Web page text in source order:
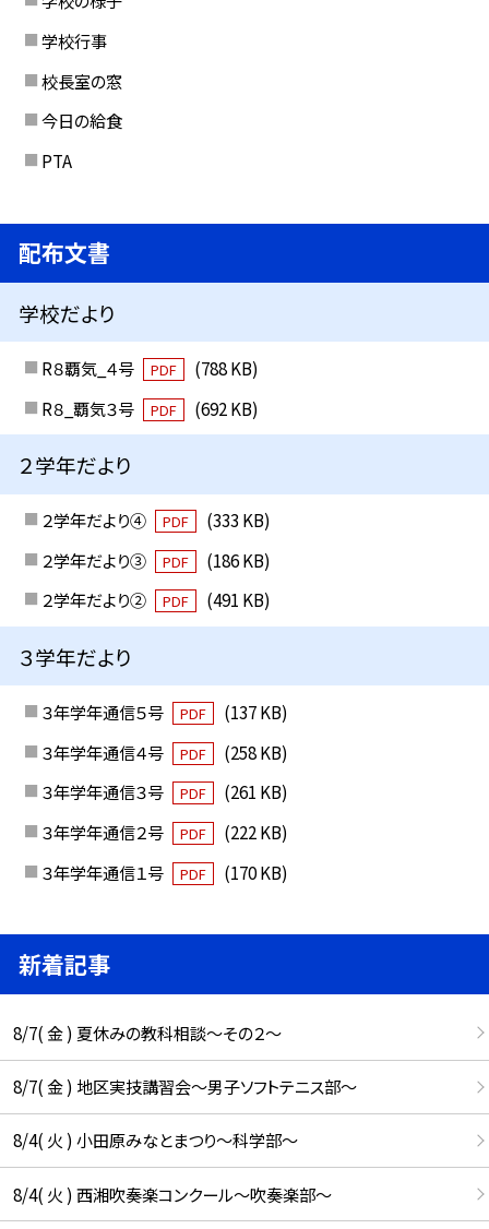
学校行事
校長室の窓
今日の給食
PTA
配布文書
学校だより
R８覇気_４号 PDF
(788 KB)
R８_覇気３号
PDF (692 KB)
２学年だより
２学年だより④ PDF
(333 KB)
２学年だより③
PDF
(186 KB)
２学年だより②
PDF (491 KB)
３学年だより
３年学年通信５号 PDF
(137 KB)
３年学年通信４号
PDF
(258 KB)
３年学年通信３号
PDF
(261 KB)
３年学年通信２号
PDF
(222 KB)
３年学年通信１号
PDF (170 KB)
新着記事
8/7( 金 ) 夏休みの教科相談～その２～
8/7( 金 ) 地区実技講習会～男子ソフトテニス部～
8/4( 火 ) 小田原みなとまつり～科学部～
8/4( 火 ) 西湘吹奏楽コンクール～吹奏楽部～